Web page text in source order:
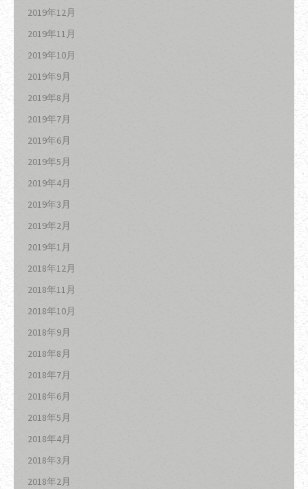
2019年12月
2019年11月
2019年10月
2019年9月
2019年8月
2019年7月
2019年6月
2019年5月
2019年4月
2019年3月
2019年2月
2019年1月
2018年12月
2018年11月
2018年10月
2018年9月
2018年8月
2018年7月
2018年6月
2018年5月
2018年4月
2018年3月
2018年2月